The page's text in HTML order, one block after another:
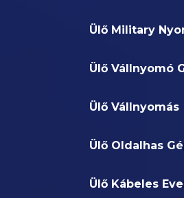
Ülő Military
Ülő Vállnyomó
Ülő Vállnyomás
Ülő Oldalhas
Ülő Kábeles